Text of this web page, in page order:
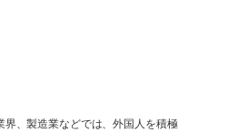
、製造業などでは、外国人を積極